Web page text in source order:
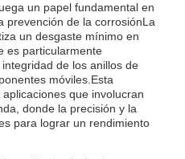
un papel fundamental en
prevención de la corrosiónLa
un desgaste mínimo en
es particularmente
de los anillos de
móviles.Esta
que involucran
donde la precisión y la
para lograr un rendimiento